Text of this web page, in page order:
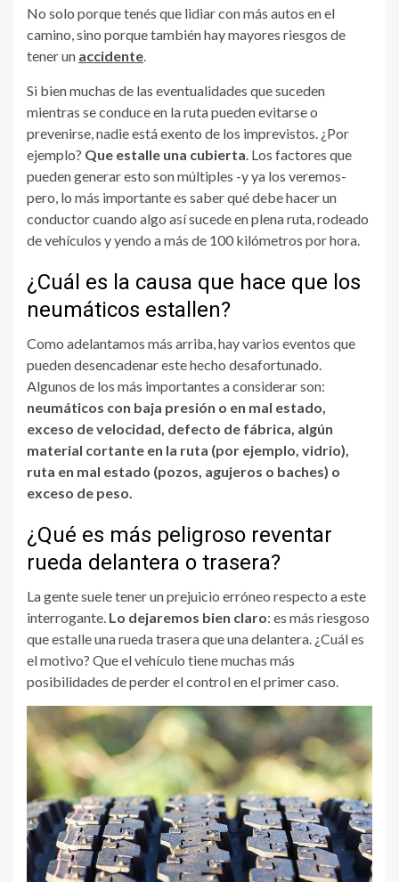
No solo porque tenés que lidiar con más autos en el
camino, sino porque también hay mayores riesgos de
tener un accidente.
Si bien muchas de las eventualidades que suceden
mientras se conduce en la ruta pueden evitarse o
prevenirse, nadie está exento de los imprevistos. ¿Por
ejemplo? Que estalle una cubierta. Los factores que
pueden generar esto son múltiples -y ya los veremos-
pero, lo más importante es saber qué debe hacer un
conductor cuando algo así sucede en plena ruta, rodeado
de vehículos y yendo a más de 100 kilómetros por hora.
¿Cuál es la causa que hace que los
neumáticos estallen?
Como adelantamos más arriba, hay varios eventos que
pueden desencadenar este hecho desafortunado.
Algunos de los más importantes a considerar son:
neumáticos con baja presión o en mal estado,
exceso de velocidad, defecto de fábrica, algún
material cortante en la ruta (por ejemplo, vidrio),
ruta en mal estado (pozos, agujeros o baches) o
exceso de peso.
¿Qué es más peligroso reventar
rueda delantera o trasera?
La gente suele tener un prejuicio erróneo respecto a este
interrogante. Lo dejaremos bien claro: es más riesgoso
que estalle una rueda trasera que una delantera. ¿Cuál es
el motivo? Que el vehículo tiene muchas más
posibilidades de perder el control en el primer caso.